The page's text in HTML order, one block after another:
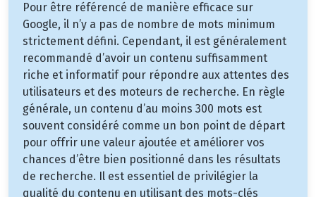
Pour être référencé de manière efficace sur
Google, il n’y a pas de nombre de mots minimum
strictement défini. Cependant, il est généralement
recommandé d’avoir un contenu suffisamment
riche et informatif pour répondre aux attentes des
utilisateurs et des moteurs de recherche. En règle
générale, un contenu d’au moins 300 mots est
souvent considéré comme un bon point de départ
pour offrir une valeur ajoutée et améliorer vos
chances d’être bien positionné dans les résultats
de recherche. Il est essentiel de privilégier la
qualité du contenu en utilisant des mots-clés